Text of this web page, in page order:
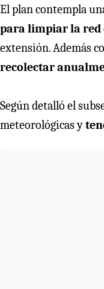
El plan contempla
para limpiar la
extensión. Además
recolectar
Según detalló el
meteorológicas y